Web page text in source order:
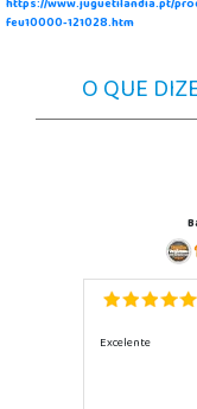
https://www.juguetilandia.pt/
feu10000-121028.htm
O QUE
Excelente